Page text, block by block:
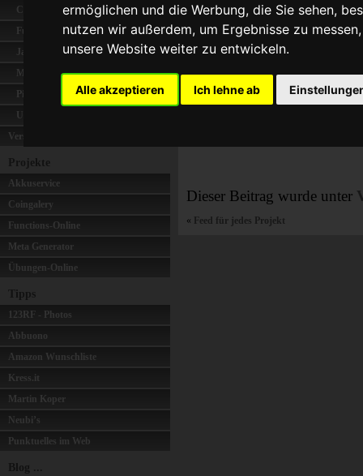
ermöglichen und die Werbung, die Sie sehen,
nutzen wir außerdem, um Ergebnisse zu
unsere Website weiter zu entwickeln.
Alle akzeptieren Ich lehne ab
Counterpixel
Functions-Online
Jabubo
Metagenerator
Piwik
Uebungen-Online
Verschiedenes
Projekte
Akkuservice
Coingalery
Functions-Online
Meta Generator
Übungen-Online
Tipps
123RF - Photos
Abbuono
Amazon Wunschliste
Kress.it
Martin Koper
Neubi’s
Punktuelles im Web
Blog ...
Resigniert habe ich
nicht allzuviel passiert.
vielleicht noch was im
Änderung reagieren
Dieser Beitrag wurde unter
« Feed für jedes Projekt